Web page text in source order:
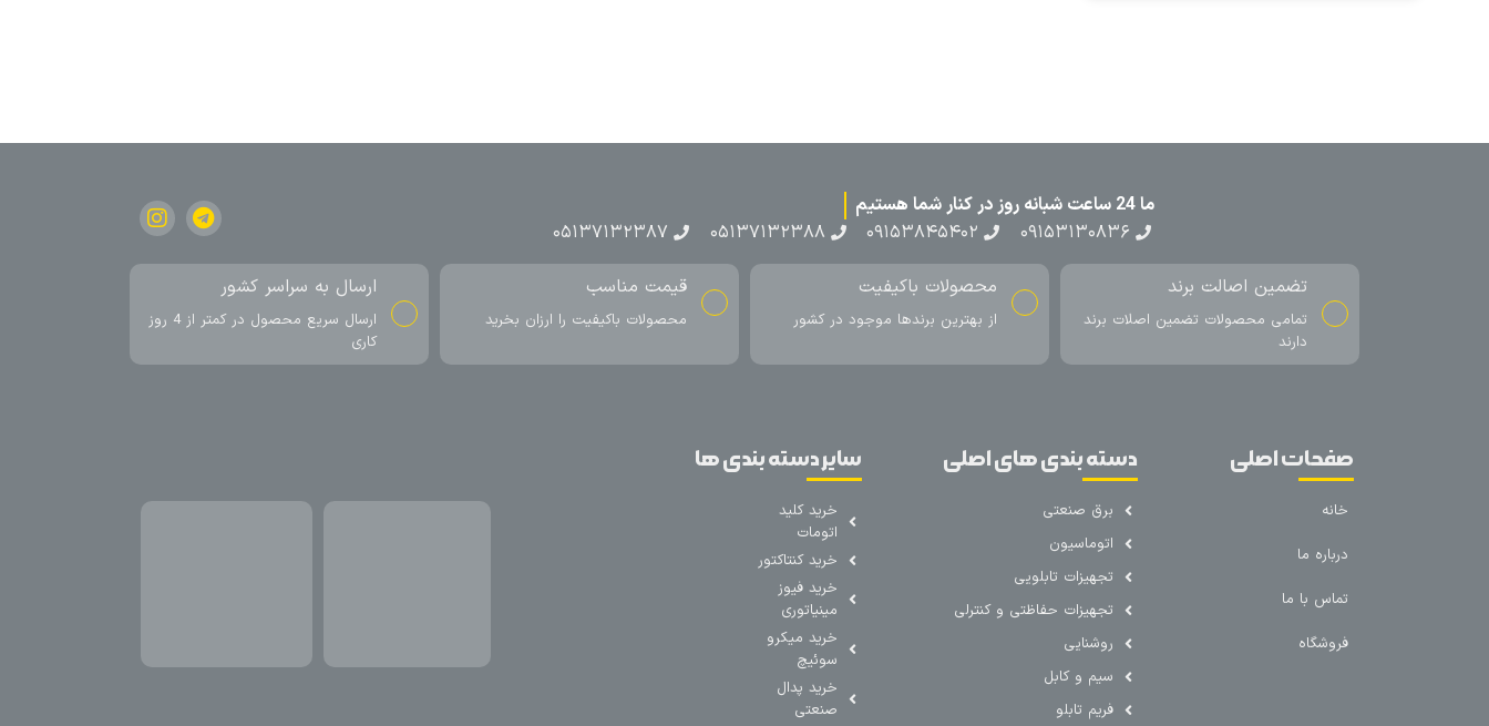
ما 24 ساعت شبانه روز در کنار شما هستیم
۰۹۱۵۳۱۳۰۸۳۶
۰۹۱۵۳۸۴۵۴۰۲ ۰۵۱۳۷۱۳۲۳۸۸ ۰۵۱۳۷۱۳۲۳۸۷
تضمین اصالت برند
تمامی محصولات تضمین اصلات برند
دارند
محصولات باکیفیت
از بهترین برندها موجود در کشور
قیمت مناسب
محصولات باکیفیت را ارزان بخرید
ارسال به سراسر کشور
ارسال سریع محصول در کمتر از 4 روز
کاری
صفحات اصلی
خانه
درباره ما
تماس با ما
فروشگاه
دسته بندی های اصلی
برق صنعتی
اتوماسیون
تجهیزات تابلویی
تجهیزات حفاظتی و کنترلی
روشنایی
سیم و کابل
فریم تابلو
سایر دسته بندی ها
خرید کلید
اتومات
خرید کنتاکتور
خرید فیوز
مینیاتوری
خرید میکرو
سوئیچ
خرید پدال
صنعتی